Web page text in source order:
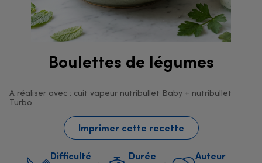
Boulettes de légumes
A réaliser avec : cuit vapeur nutribullet Baby + nutribullet
Turbo
Imprimer cette recette
Difficulté Durée Auteur